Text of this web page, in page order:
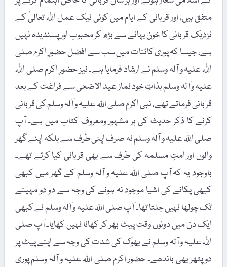
متفق ہیں، اور قربانی کے ایام میں کوئی نیک عمل اللہ تعالیٰ کے
نزدیک قربانی کا خون بہانے سے بڑھ کر محبوب اور پسندیدہ نہیں
ہے، جیسا کہ پوری کائنات میں سب سے افضل حضورِ اکرم صلی
اللہ علیہ و آلہ وسلم نے ارشاد فرمایا ہے۔ نیز حضورِ اکرم صلی اللہ
علیہ و آلہ وسلم بذاتِ خود نماز عید الاضحی سے فراغت کے بعد
قربانی فرماتے تھے، نبی اکرم صلی اللہ علیہ و آلہ وسلم کی قربانی
کرنے کا ذکر حدیث کی ہر مشہور ومعروف کتاب میں ہے۔ آپ
صلی اللہ علیہ و آلہ وسلم نہ صرف اپنی طرف سے بلکہ اپنے گھر
والوں اور امتِ مسلمہ کی طرف سے بھی قربانی کیا کرتے تھے۔
باوجود یہ کہ آپ صلی اللہ علیہ و آلہ وسلم کے گھر میں کبھی
کبھی پکانے کی اشیا موجود نہ ہونے کی وجہ سے دو دو مہینے
تک چولھا نہیں جلتا تھا۔ آپ صلی اللہ علیہ و آلہ وسلم نے کبھی
ایک دن میں دونوں وقت پیٹ بھر کر کھانا نہیں کھایا۔ آپ صلی
اللہ علیہ و آلہ وسلم نے بھوک کی شدت کی وجہ سے اپنے پیٹ پر
دو پتھر بھی باندھے۔ حضور اکرم صلی اللہ علیہ و آلہ وسلم پوری